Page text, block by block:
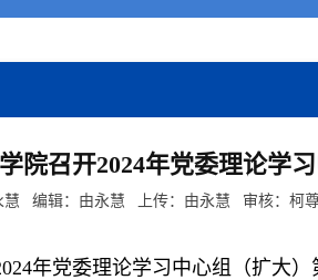
院召开2024年党委理论学
慧 编辑：由永慧 上传：由永慧 审核：柯
年党委理论学习中心组 （扩大）